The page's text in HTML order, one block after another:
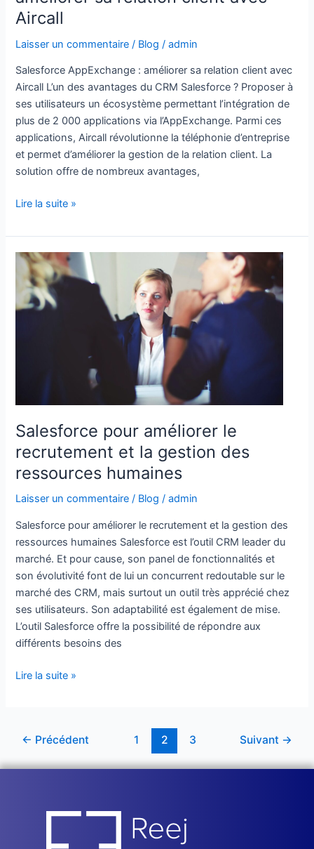
Aircall
Laisser un commentaire / Blog /admin
Salesforce AppExchange : améliorer sa relation client avec
Aircall L’un des avantages du CRM Salesforce ? Proposer à
ses utilisateurs un écosystème permettant l’intégration de
plus de 2 000 applications via l’AppExchange. Parmi ces
applications, Aircall révolutionne la téléphonie d’entreprise
et permet d’améliorer la gestion de la relation client. La
solution offre de nombreux avantages,
Lire la suite »
Salesforce pour améliorer le
recrutement et la gestion des
ressources humaines
Laisser un commentaire / Blog /admin
Salesforce pour améliorer le recrutement et la gestion des
ressources humaines Salesforce est l’outil CRM leader du
marché. Et pour cause, son panel de fonctionnalités et
son évolutivité font de lui un concurrent redoutable sur le
marché des CRM, mais surtout un outil très apprécié chez
ses utilisateurs. Son adaptabilité est également de mise.
L’outil Salesforce offre la possibilité de répondre aux
différents besoins des
Salesforce
pour
améliorer
le
humaines
Lire la suite »
← Précédent 1 2 3 Suivant →